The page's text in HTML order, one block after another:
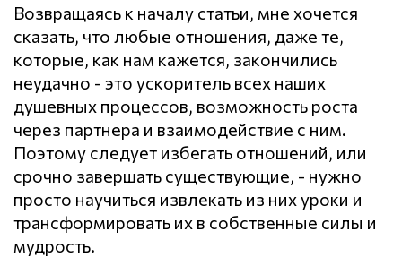
Возвращаясь к началу статьи, мне хочется
сказать, что любые отношения, даже те,
которые, как нам кажется, закончились
неудачно - это ускоритель всех наших
душевных процессов, возможность роста
через партнера и взаимодействие с ним.
Поэтому следует избегать отношений, или
срочно завершать существующие, - нужно
просто научиться извлекать из них уроки и
трансформировать их в собственные силы и
мудрость.